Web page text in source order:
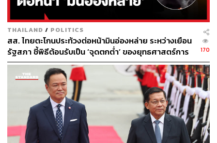
ตลอดการอภิปราย 2 วัน แพทองธาร ชินวัตร นายกรัฐมนตรี
ลุกขึ้นชี้แจงเพียง 5 ครั้ง พร้อมปฏิเสธไม่เป็นความจริงในทุกๆ
เรื่อง
ทั้งการเลี่ยงจ่ายภาษี ใช้ตั๋ว P/N โอนหุ้นจากเครือญาติ ยืนยัน
ไม่มีหลบเลี่ยง, การซื้อที่ดินอัลไพน์, การครอบครองที่ดิน
โรงแรม Thames Valley Khao Yai ของตระกูลชินวัตร, การ
ทำสัญญาซื้อขายไฟฟ้า, การพักรักษาตัวของทักษิณ ชินวัตร
อดีตนายกรัฐมนตรี ที่ชั้น 14 โรงพยาบาลตำรวจ รวมถึงการดี
ลกับปีศาจเพื่อจัดตั้งรัฐบาล โดยให้เหตุผลว่าทุกเรื่องที่ซักฟอก
มาไม่ได้เกิดขึ้นในรัฐบาลแพทองธาร ชินวัตร
THAILAND / POLITICS
สส. ไทยตะโกนประท้วงต่อหน้ามินอ่องหล่าย ระหว่างเยือน
รัฐสภา ชี้พิธีต้อนรับเป็น ‘จุดตกต่ำ’ ของยุทธศาสตร์การ
ทูตไทย
170